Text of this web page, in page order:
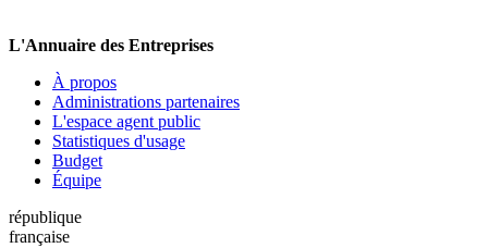
L'Annuaire des Entreprises
À propos
Administrations partenaires
L'espace agent public
Statistiques d'usage
Budget
Équipe
république
française